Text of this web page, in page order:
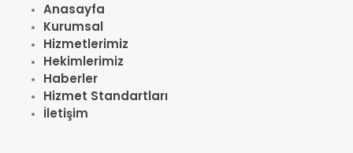
Anasayfa
Kurumsal
Hizmetlerimiz
Hekimlerimiz
Haberler
Hizmet Standartları
İletişim